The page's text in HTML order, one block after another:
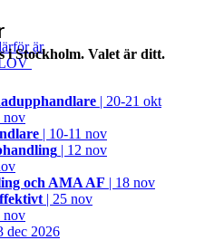
är
LOV
i Stockholm. Valet är ditt.
| 20-21 okt
nov
| 10-11 nov
| 12 nov
och AMA AF | 18 nov
| 25 nov
nov
dec 2026